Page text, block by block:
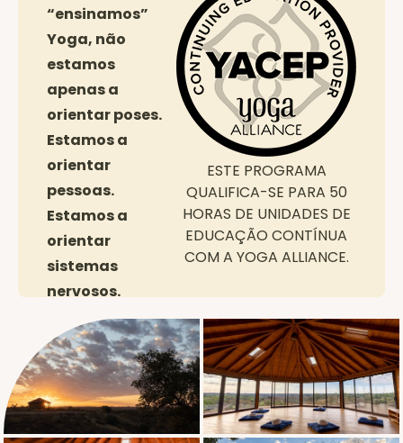
ESTE PROGRAMA
QUALIFICA-SE PARA 50
HORAS DE UNIDADES DE
EDUCAÇÃO CONTÍNUA
COM A YOGA ALLIANCE.
“ensinamos”
Yoga, não
estamos
apenas a
orientar poses.
Estamos a
orientar
pessoas.
Estamos a
orientar
sistemas
nervosos.
Estamos a orientar fisiologias
complexas e únicas.
Cada um de nós tem uma orientação
diferente de como percebemos a nossa
própria segurança ou a falta dela. Através